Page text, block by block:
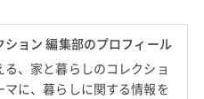
ション 編集部のプロフィール
る、家と暮らしのコレクショ
マに、暮らしに関する情報を